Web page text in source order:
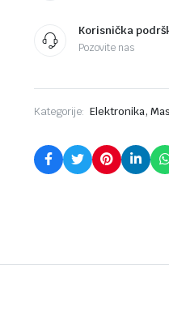
Korisnička
Pozovite nas
Kategorije: Elektronika,